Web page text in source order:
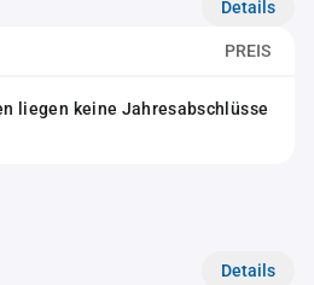
Details
PREIS
liegen keine Jahresabschlüsse
Details